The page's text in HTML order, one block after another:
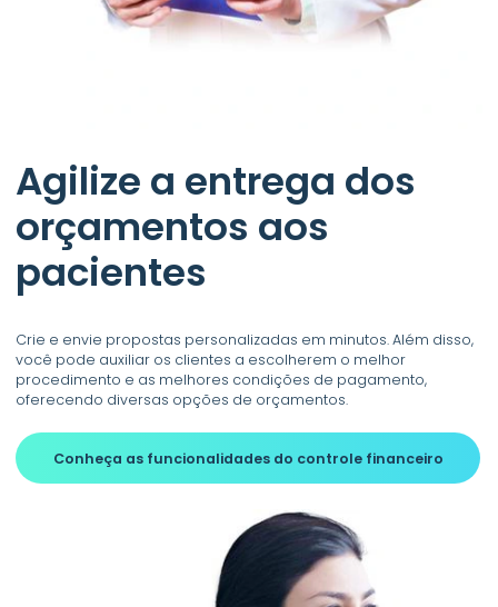
Agilize a entrega dos
orçamentos aos
pacientes
Crie e envie propostas personalizadas em minutos. Além disso,
você pode auxiliar os clientes a escolherem o melhor
procedimento e as melhores condições de pagamento,
oferecendo diversas opções de orçamentos.
Conheça as funcionalidades do controle financeiro